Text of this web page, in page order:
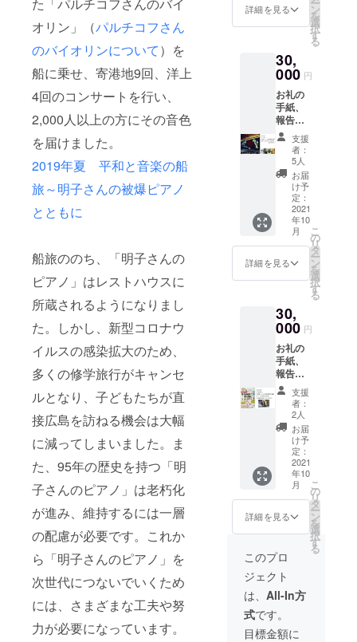
た「パルチコフさんのバイ
オリン」（パルチコフさん
のバイオリンについて）を
船に乗せ、寄港地9回、洋上
4回のコンサートを行い、
2,000人以上の方にその音色
を届けました。
2019年夏 平和と音楽の船
旅～明子さんの被爆ピアノ
とともに
船旅ののち、「明子さんの
ピアノ」はレストハウスに
所蔵されるようになりまし
た。しかし、新型コロナウ
イルスの感染拡大のため、
多くの修学旅行がキャンセ
ルとなり、子どもたちが直
接広島を訪ねる機会は大幅
に減ってしまいました。ま
た、95年の歴史を持つ「明
子さんのピアノ」は老朽化
が進み、維持するには一層
の配慮が必要です。これか
ら「明子さんのピアノ」を
次世代につないでいくため
には、さまざまな工夫や努
力が必要になっています。
禁止す
る』岩
波ブッ
ト
詳細を見る ン
を
選
択
す
る
30,
000 円
お礼の
手紙、
報告書
（イベ
ント報
告およ
び感想
文作品
集）、
藤倉大
「Akiko
Piano」
を含む
CD「20
20平和
べ」
支援
者：
5人
お届
け予
定：
2021
年10
月
詳細を見る
こ
の
リ
タ
ー
ン
を
選
択
す
る
30,
000 円
お礼の
手紙、
報告書
（イベ
ント報
告およ
び感想
文作品
集）、
新刊・
川崎哲
監修
『核兵
器禁止
条約っ
てなん
だろ
う?』旬
報社
支援
者：
2人
お届
け予
定：
2021
年10
月
詳細を見る
こ
の
リ
タ
ー
ン
を
選
択
す
る
このプロ
ジェクト
は、 All-In方
式です。
目標金額に